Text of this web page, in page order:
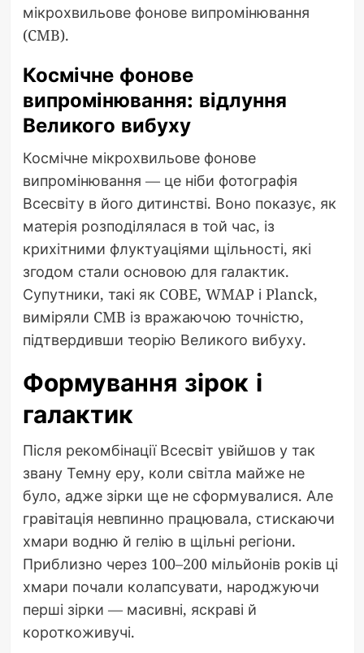
мікрохвильове фонове випромінювання
(CMB).
Космічне фонове
випромінювання: відлуння
Великого вибуху
Космічне мікрохвильове фонове
випромінювання — це ніби фотографія
Всесвіту в його дитинстві. Воно показує, як
матерія розподілялася в той час, із
крихітними флуктуаціями щільності, які
згодом стали основою для галактик.
Супутники, такі як COBE, WMAP і Planck,
виміряли CMB із вражаючою точністю,
підтвердивши теорію Великого вибуху.
Формування зірок і
галактик
Після рекомбінації Всесвіт увійшов у так
звану Темну еру, коли світла майже не
було, адже зірки ще не сформувалися. Але
гравітація невпинно працювала, стискаючи
хмари водню й гелію в щільні регіони.
Приблизно через 100–200 мільйонів років ці
хмари почали колапсувати, народжуючи
перші зірки — масивні, яскраві й
короткоживучі.